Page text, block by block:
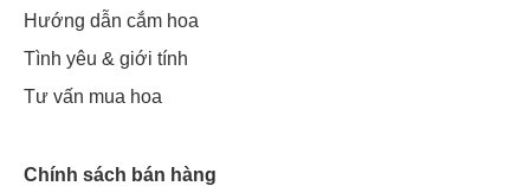
Hướng dẫn cắm hoa
Tình yêu & giới tính
Tư vấn mua hoa
Chính sách bán hàng